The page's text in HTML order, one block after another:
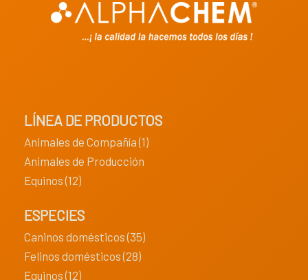
LÍNEA DE PRODUCTOS
Animales de Compañía (1)
Animales de Producción
Equinos (12)
ESPECIES
Caninos domésticos (35)
Felinos domésticos (28)
Equinos (12)